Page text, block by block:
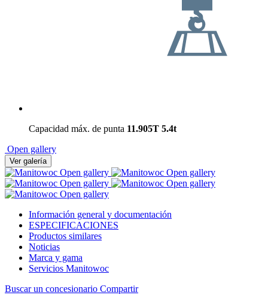
Capacidad máx. de punta 11.905T 5.4t
Open gallery
Ver galería
Open gallery
Open gallery
Open gallery
Open gallery
Open gallery
Información general y documentación
ESPECIFICACIONES
Productos similares
Noticias
Marca y gama
Servicios Manitowoc
Buscar un concesionario Compartir